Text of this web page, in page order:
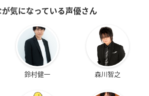
が気になっている声優さん
鈴村健一 森川智之